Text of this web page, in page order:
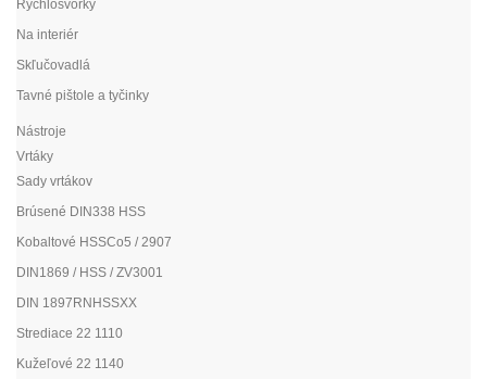
Rýchlosvorky
Na interiér
Skľučovadlá
Tavné pištole a tyčinky
Nástroje
Vrtáky
Sady vrtákov
Brúsené DIN338 HSS
Kobaltové HSSCo5 / 2907
DIN1869 / HSS / ZV3001
DIN 1897RNHSSXX
Strediace 22 1110
Kužeľové 22 1140